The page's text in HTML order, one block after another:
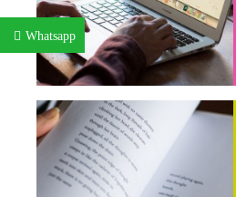
Whatsapp